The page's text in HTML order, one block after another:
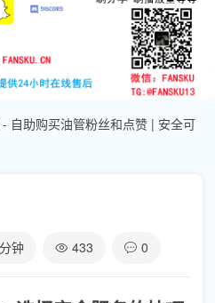
自助购买油管粉丝和点赞 | 安全可
分钟 433 0